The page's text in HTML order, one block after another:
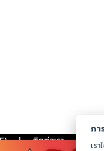
| ติดต่อเรา ร่
กา
เร